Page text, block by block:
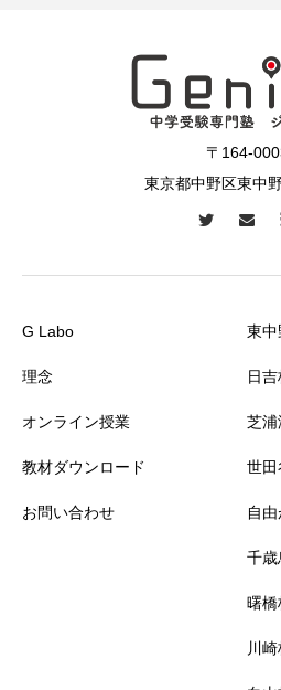
〒164-
東京都中野区東中
G Labo
理念
オンライン授業
教材ダウンロード
お問い合わせ
東中
日吉
芝浦
世田
自
千歳
曙橋
川崎